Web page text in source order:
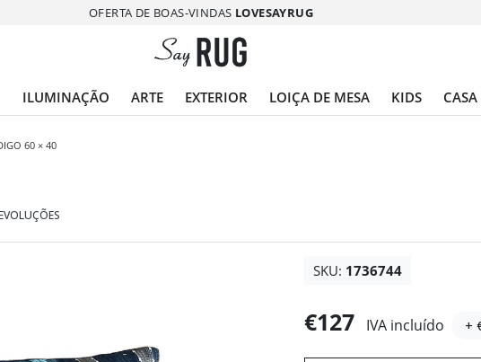
OFERTA DE BOAS-VINDAS LOVESAYRUG
ILUMINAÇÃO ARTE EXTERIOR LOIÇA DE MESA KIDS
60 × 40
SKU: 1736744
€127 IVA incluído +